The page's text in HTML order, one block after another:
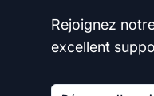
Rejoignez
excellent